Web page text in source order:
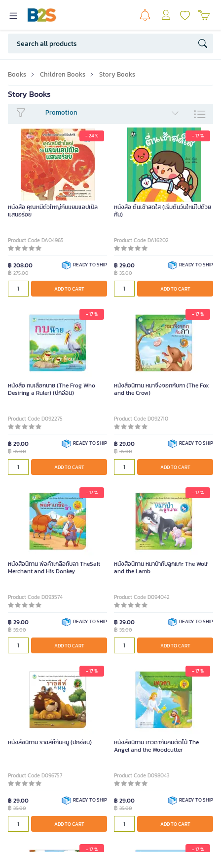
Books Children Books Story Books
Story Books
Promotion
- 24 %
หนังสือ คุณหมีตัวใหญ่กับแยมแอปเปิล
แสนอร่อย
Product Code DA04965
฿ 208.00
฿ 275.00
READY TO SHIP
ADD TO CART
- 17 %
หนังสือ ตื่นเช้าสดใส (เริ่มต้นวันใหม่ไปด้วย
กัน)
Product Code DA16202
฿ 29.00
฿ 35.00
READY TO SHIP
ADD TO CART
- 17 %
หนังสือ กบเลือกนาย (The Frog Who
Desiring a Ruler) (ปกอ่อน)
Product Code D092275
฿ 29.00
฿ 35.00
READY TO SHIP
ADD TO CART
- 17 %
หนังสือนิทาน หมาจิ้งจอกกับกา (The Fox
and the Crow)
Product Code D092710
฿ 29.00
฿ 35.00
READY TO SHIP
ADD TO CART
- 17 %
หนังสือนิทาน พ่อค้าเกลือกับลา TheSalt
Merchant and His Donkey
Product Code D093574
฿ 29.00
฿ 35.00
READY TO SHIP
ADD TO CART
- 17 %
หนังสือนิทาน หมาป่ากับลูกแกะ The Wolf
and the Lamb
Product Code D094042
฿ 29.00
฿ 35.00
READY TO SHIP
ADD TO CART
- 17 %
หนังสือนิทาน ราชสีห์กับหนู (ปกอ่อน)
Product Code D096757
฿ 29.00
฿ 35.00
READY TO SHIP
ADD TO CART
- 17 %
หนังสือนิทาน เทวดากับคนตัดไม้ The
Angel and the Woodcutter
Product Code D098043
฿ 29.00
฿ 35.00
READY TO SHIP
ADD TO CART
- 17 % - 17 %